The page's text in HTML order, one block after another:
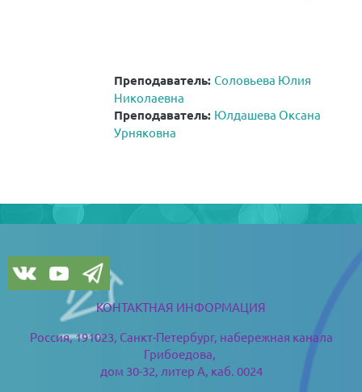
Преподаватель: Соловьева Юлия
Николаевна
Преподаватель: Юлдашева Оксана
Урняковна
КОНТАКТНАЯ ИНФОРМАЦИЯ
Россия, 191023, Санкт-Петербург, набережная канала
Грибоедова,
дом 30-32, литер А, каб. 0024